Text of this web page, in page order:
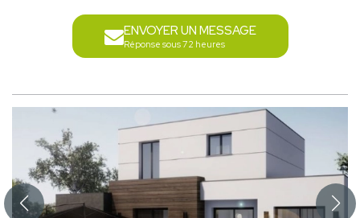
ENVOYER UN MESSAGE
Réponse sous 72 heures